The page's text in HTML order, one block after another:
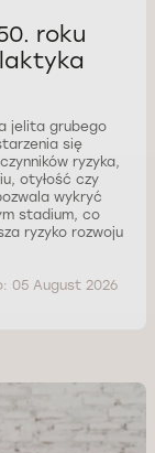
roku
jelita grubego
się
ryzyka,
otyłość czy
wykryć
stadium, co
ryzyko rozwoju
05 August 2026